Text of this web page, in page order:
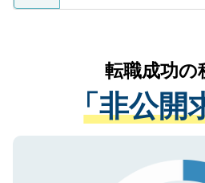
ているすべての個人デ
は、個人情報の取り扱
管理基準を満たした事
る、プライバシーマー
で、機密保持に関して
かがいして、現在の医
経験をまじえながら、
させていただきます。
ない方には、長期的な
ので、まずはご登録く
転職成功の
「非公開